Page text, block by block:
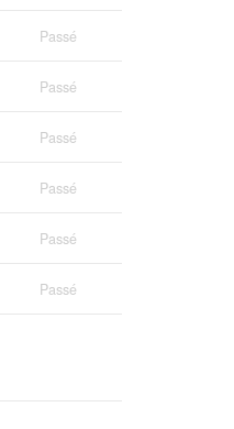
Passé
Passé
Passé
Passé
Passé
Passé